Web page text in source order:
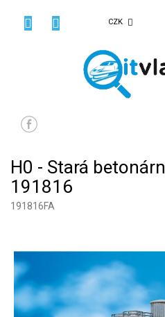
CZK
H0 - Stará
191816
191816FA